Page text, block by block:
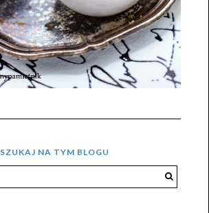
SZUKAJ NA TYM BLOGU